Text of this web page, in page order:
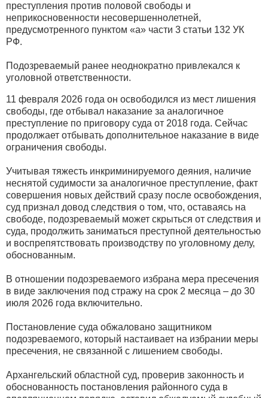
преступления против половой свободы и
неприкосновенности несовершеннолетней,
предусмотренного пунктом «а» части 3 статьи 132 УК
РФ.
Подозреваемый ранее неоднократно привлекался к
уголовной ответственности.
11 февраля 2026 года он освободился из мест лишения
свободы, где отбывал наказание за аналогичное
преступление по приговору суда от 2018 года. Сейчас
продолжает отбывать дополнительное наказание в виде
ограничения свободы.
Учитывая тяжесть инкриминируемого деяния, наличие
неснятой судимости за аналогичное преступление, факт
совершения новых действий сразу после освобождения,
суд признал довод следствия о том, что, оставаясь на
свободе, подозреваемый может скрыться от следствия и
суда, продолжить заниматься преступной деятельностью
и воспрепятствовать производству по уголовному делу,
обоснованным.
В отношении подозреваемого избрана мера пресечения
в виде заключения под стражу на срок 2 месяца – до 30
июля 2026 года включительно.
Постановление суда обжаловано защитником
подозреваемого, который настаивает на избрании меры
пресечения, не связанной с лишением свободы.
Архангельский областной суд, проверив законность и
обоснованность постановления районного суда в